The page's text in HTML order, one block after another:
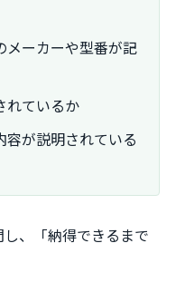
メーカーや型番が記
れているか
が説明されている
、「納得できるまで